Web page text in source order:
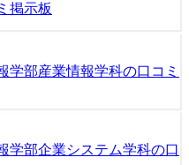
掲示板
学部産業情報学科の口コミ
学部企業システム学科の口